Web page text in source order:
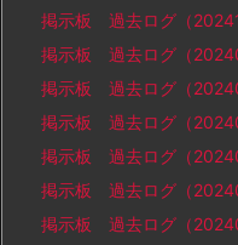
掲示板 過去ログ（
掲示板 過去ログ（
掲示板 過去ログ（
掲示板 過去ログ（
掲示板 過去ログ（
掲示板 過去ログ（
掲示板 過去ログ（